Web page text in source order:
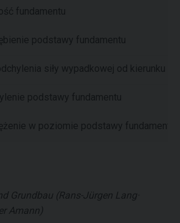
fundamentu
podstawy fundamentu
siły wypadkowej od kierunku
podstawy fundamentu
w poziomie podstawy fundamentu
Grundbau (Rans-Jürgen Lang·
Amann)